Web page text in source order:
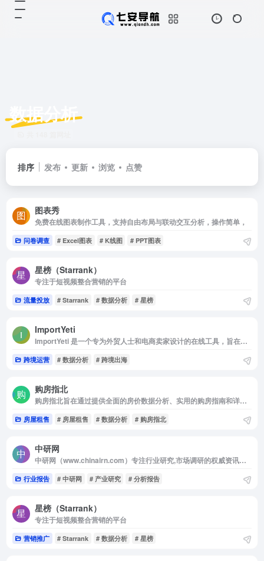
数据分析
排序 发布 更新 浏览 点赞
图表秀
免费在线图表制作工具，支持自由布局与联动交互分析，操作简单，
问卷调查 # Excel图表 # K线图 # PPT图表
星榜（Starrank）
专注于短视频整合营销的平台
流量投放 # Starrank # 数据分析 # 星榜
ImportYeti
ImportYeti 是一个专为外贸人士和电商卖家设计的在线工具，旨在帮助用户通过分析美国海关数据来寻找供应商、了解竞争对手的供应链结构以及进行市场研究。
跨境运营 # 数据分析 # 跨境出海
购房指北
购房指北旨在通过提供全面的房价数据分析、实用的购房指南和详尽的攻略，帮助用户了解市场趋势，从而做出更明智的购房决策。致力于成为用户购房置业过程中的得力助手。
房屋租售 # 房屋租售 # 数据分析 # 购房指北
中研网
中研网（www.chinairn.com）专注行业研究,市场调研的权威资讯门户,从事市场调查研究,投资分析,研究报告,
行业报告 # 中研网 # 产业研究 # 分析报告
星榜（Starrank）
专注于短视频整合营销的平台
营销推广 # Starrank # 数据分析 # 星榜